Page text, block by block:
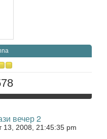
вечер 2
13, 2008, 21:45:35 pm